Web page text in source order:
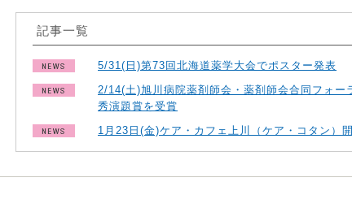
記事一覧
5/31(日)第73回北海道薬学大会でポスター発表
2/14(土)旭川病院薬剤師会・薬剤師会合同フォー
秀演題賞を受賞
1月23日(金)ケア・カフェ上川（ケア・コタン）